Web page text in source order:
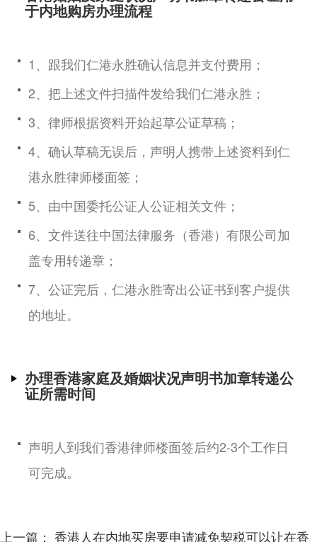
于内地购房办理流程
1、跟我们仁港永胜确认信息并支付费用；
2、把上述文件扫描件发给我们仁港永胜；
3、律师根据资料开始起草公证草稿；
4、确认草稿无误后，声明人携带上述资料到仁
港永胜律师楼面签；
5、由中国委托公证人公证相关文件；
6、文件送往中国法律服务（香港）有限公司加
盖专用转递章；
7、公证完后，仁港永胜寄出公证书到客户提供
的地址。
办理香港家庭及婚姻状况声明书加章转递公
证所需时间
声明人到我们香港律师楼面签后约2-3个工作日
可完成。
上一篇： 香港人在内地买房要申请减免契税可以让在香